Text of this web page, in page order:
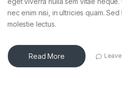
nec enim nisi, in ultricies quam.
molestie lectus.
Read More